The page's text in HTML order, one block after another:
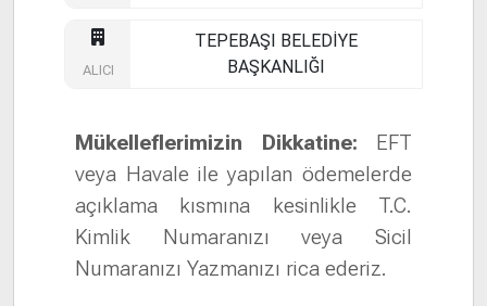
ALICI
TEPEBAŞI BELEDİYE
BAŞKANLIĞI
Mükelleflerimizin Dikkatine: EFT
veya Havale ile yapılan ödemelerde
açıklama kısmına kesinlikle T.C.
Kimlik Numaranızı veya Sicil
Numaranızı Yazmanızı rica ederiz.